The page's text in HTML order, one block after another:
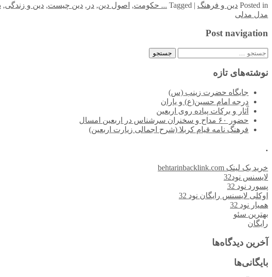
Posted in دین و فرهنگ |
Tagged ... حکومت, اصول دین, در , دین چیست, دین و زندگی,
مدل مدلی
Post navigation
جستجو
نوشته‌های تازه
جایگاه حضرت زینب (س)
درجه امام حسین(ع) و یاران
آثار و برکات پیاده روی اربعین
حضور ۶۰ مداح و سخنران سرشناس در اربعین امسال
فرهنگ نامه قیام کربلا (شرح اجمالی زیارت اربعین)
.
خرید بک لینک behtarinbacklink.com
لایسنس نود32
پسورد نود 32
اوکلی لایسنس رایگان نود 32
همیار نود 32
بهترین سئو
رایگان
آخرین دیدگاه‌ها
بایگانی‌ها